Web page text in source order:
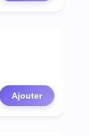
Ajouter